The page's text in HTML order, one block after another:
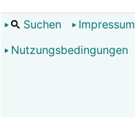
Suchen Impressum
Nutzungsbedingungen